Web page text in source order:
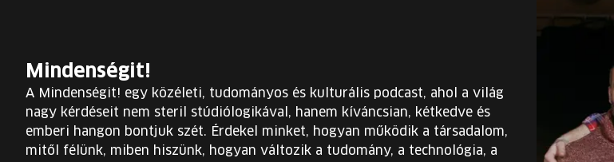
Mindenségit!
A Mindenségit! egy közéleti, tudományos és kulturális podcast, ahol a világ
nagy kérdéseit nem steril stúdiólogikával, hanem kíváncsian, kétkedve és
emberi hangon bontjuk szét. Érdekel minket, hogyan működik a társadalom,
mitől félünk, miben hiszünk, hogyan változik a tudomány, a technológia, a